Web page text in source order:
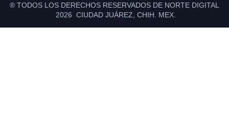
® TODOS LOS DERECHOS RESERVADOS DE NORTE DIGITAL
2026 CIUDAD JUÁREZ, CHIH. MEX.